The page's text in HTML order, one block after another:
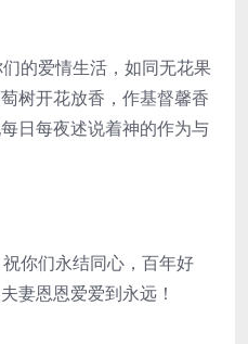
的爱情生活，如同无花果
树开花放香，作基督馨香
日每夜述说着神的作为与
你们永结同心，百年好
妻恩恩爱爱到永远！